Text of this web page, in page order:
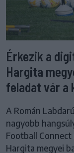
Érkezik a
Hargita
feladat vár a
A Román
nagyobb
Football
Hargita megyei